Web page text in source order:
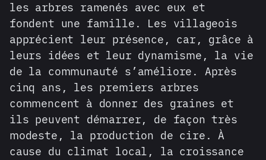
les arbres ramenés avec eux et
fondent une famille. Les villageois
apprécient leur présence, car, grâce à
leurs idées et leur dynamisme, la vie
de la communauté s’améliore. Après
cinq ans, les premiers arbres
commencent à donner des graines et
ils peuvent démarrer, de façon très
modeste, la production de cire. À
cause du climat local, la croissance